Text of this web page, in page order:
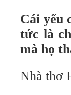
Cái yếu
tức là
mà họ
Nhà thơ